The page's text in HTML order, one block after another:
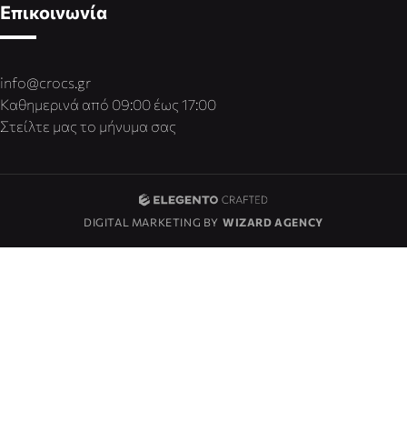
Επικοινωνία
info@crocs.gr
Καθημερινά από 09:00 έως 17:00
Στείλτε μας το μήνυμα σας
DIGITAL MARKETING BY WIZARD AGENCY